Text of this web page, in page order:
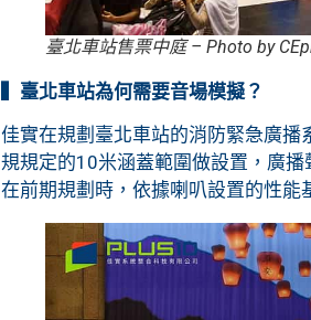
臺北車站售票中庭 – Photo by
▍臺北車站為何需要音場模擬？
佳實在規劃臺北車站的消防緊急廣
規規定的10米涵蓋範圍做設置，廣
在前期規劃時，依據喇叭設置的性能